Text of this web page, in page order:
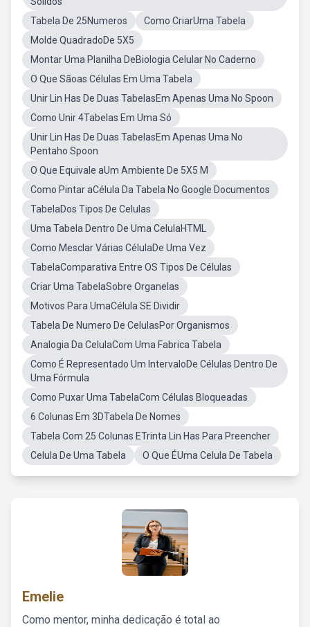
Tabela De 25Numeros
Como CriarUma Tabela
Molde QuadradoDe 5X5
Montar Uma Planilha DeBiologia Celular No Caderno
O Que Sãoas Células Em Uma Tabela
Unir Lin Has De Duas TabelasEm Apenas Uma No Spoon
Como Unir 4Tabelas Em Uma Só
Unir Lin Has De Duas TabelasEm Apenas Uma No
Pentaho Spoon
O Que Equivale aUm Ambiente De 5X5 M
Como Pintar aCélula Da Tabela No Google Documentos
TabelaDos Tipos De Celulas
Uma Tabela Dentro De Uma CelulaHTML
Como Mesclar Várias CélulaDe Uma Vez
TabelaComparativa Entre OS Tipos De Células
Criar Uma TabelaSobre Organelas
Motivos Para UmaCélula SE Dividir
Tabela De Numero De CelulasPor Organismos
Analogia Da CelulaCom Uma Fabrica Tabela
Como É Representado Um IntervaloDe Células Dentro De
Uma Fórmula
Como Puxar Uma TabelaCom Células Bloqueadas
6 Colunas Em 3DTabela De Nomes
Tabela Com 25 Colunas ETrinta Lin Has Para Preencher
Celula De Uma Tabela
O Que ÉUma Celula De Tabela
Emelie
Como mentor, minha dedicação é total ao